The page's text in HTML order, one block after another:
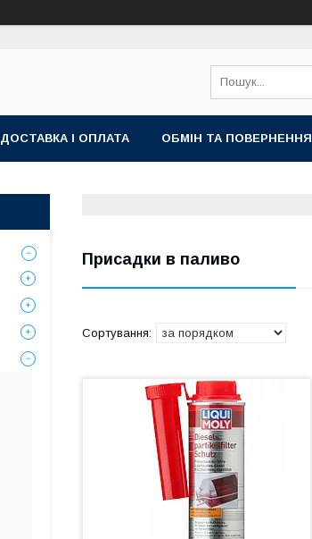
ДОСТАВКА І ОПЛАТА ОБМІН ТА ПОВЕРНЕННЯ
Присадки в паливо